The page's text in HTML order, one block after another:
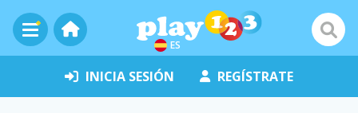
ES
INICIA SESIÓN REGÍSTRATE